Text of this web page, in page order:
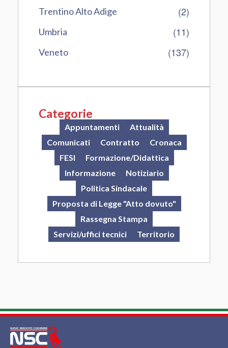
Trentino Alto Adige (2)
Umbria (11)
Veneto (137)
Categorie
Appuntamenti
Attualità
Comunicati
Contratto
Cronaca
FESI
Formazione/Didattica
Informazione
Notiziario
Politica Sindacale
Proposta di Legge "Atto dovuto"
Rassegna Stampa
Servizi/uffici tecnici
Territorio